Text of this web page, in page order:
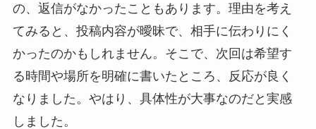
の、返信がなかったこともあります。理由を考え
てみると、投稿内容が曖昧で、相手に伝わりにく
かったのかもしれません。そこで、次回は希望す
る時間や場所を明確に書いたところ、反応が良く
なりました。やはり、具体性が大事なのだと実感
しました。